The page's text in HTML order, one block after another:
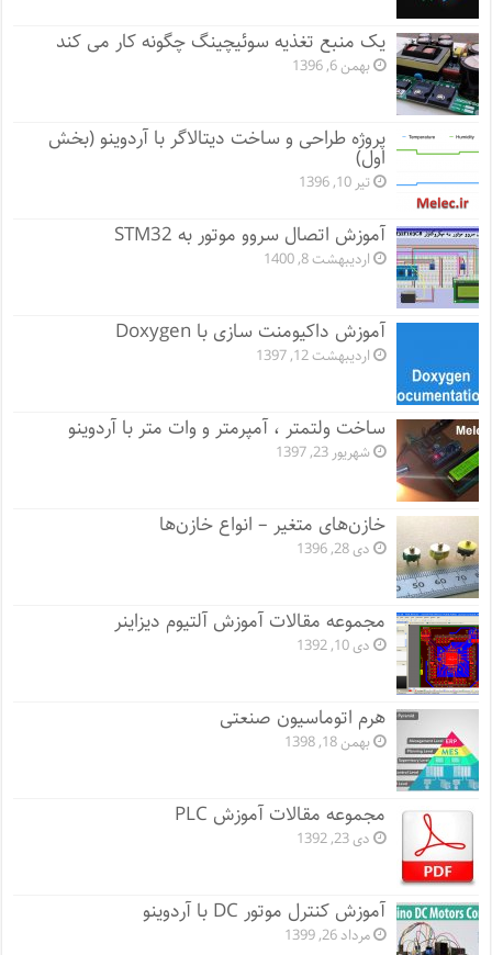
یک منبع تغذیه سوئیچینگ چگونه کار می کند
بهمن 6, 1396
پروژه طراحی و ساخت دیتالاگر با آردوینو (بخش
اول)
تیر 10, 1396
آموزش اتصال سروو موتور به STM32
اردیبهشت 8, 1400
آموزش داکیومنت سازی با Doxygen
اردیبهشت 12, 1397
ساخت ولتمتر ، آمپرمتر و وات متر با آردوینو
شهریور 23, 1397
خازن‌های متغیر – انواع خازن‌ها
دی 28, 1396
مجموعه مقالات آموزش آلتیوم دیزاینر
دی 10, 1392
هرم اتوماسیون صنعتی
بهمن 18, 1398
مجموعه مقالات آموزش PLC
دی 23, 1392
آموزش کنترل موتور DC با آردوینو
مرداد 26, 1399